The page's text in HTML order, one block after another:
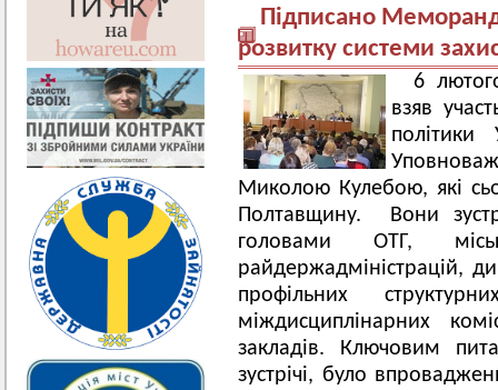
Підписано
розвитку системи
6
взяв
Миколою Кулебою, які
Полтавщину. Вони
головами ОТГ,
райдержадміністрацій,
профільних
міждисциплінарних
закладів. Ключовим
зустрічі, було